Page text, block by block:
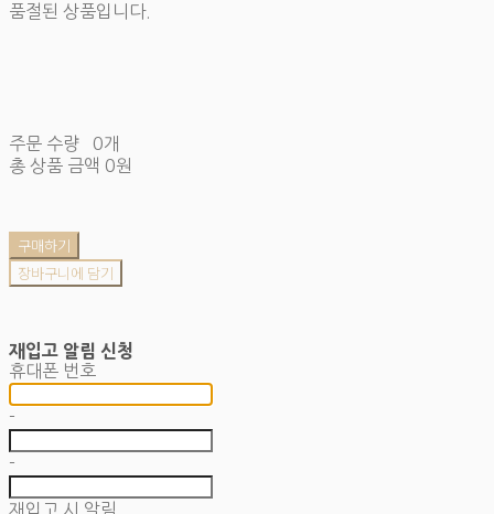
품절된 상품입니다.
주문 수량
0개
총 상품 금액 0원
구매하기
장바구니에 담기
재입고 알림 신청
휴대폰 번호
-
-
재입고 시 알림